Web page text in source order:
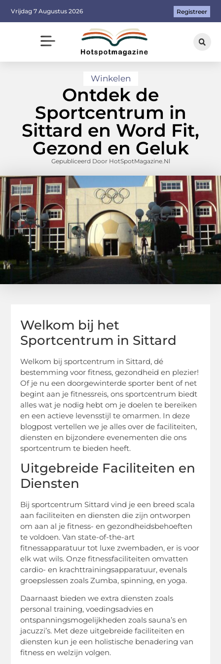
Vrijdag 7 Augustus 2026 Registreer
Winkelen
Ontdek de
Sportcentrum in
Sittard en Word Fit,
Gezond en Geluk
Gepubliceerd Door HotSpotMagazine.nl
Welkom bij het
Sportcentrum in Sittard
Welkom bij sportcentrum in Sittard, dé
bestemming voor fitness, gezondheid en plezier!
Of je nu een doorgewinterde sporter bent of net
begint aan je fitnessreis, ons sportcentrum biedt
alles wat je nodig hebt om je doelen te bereiken
en een actieve levensstijl te omarmen. In deze
blogpost vertellen we je alles over de faciliteiten,
diensten en bijzondere evenementen die ons
sportcentrum te bieden heeft.
Uitgebreide Faciliteiten en
Diensten
Bij sportcentrum Sittard vind je een breed scala
aan faciliteiten en diensten die zijn ontworpen
om aan al je fitness- en gezondheidsbehoeften
te voldoen. Van state-of-the-art
fitnessapparatuur tot luxe zwembaden, er is voor
elk wat wils. Onze fitnessfaciliteiten omvatten
cardio- en krachttrainingsapparatuur, evenals
groepslessen zoals Zumba, spinning, en yoga.
Daarnaast bieden we extra diensten zoals
personal training, voedingsadvies en
ontspanningsmogelijkheden zoals sauna’s en
jacuzzi’s. Met deze uitgebreide faciliteiten en
diensten kun je een holistische benadering van
fitness en welzijn volgen.